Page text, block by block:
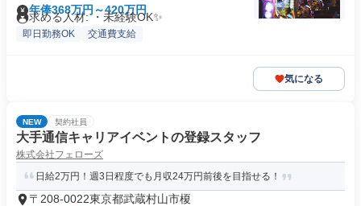
年俸368万円～420万円
求める人材: ・未経験OK✨
即日勤務OK 交通費支給
気になる
NEW 契約社員
大手通信キャリアイベントの登録スタッフ
株式会社フェローズ
日給2万円！週3日程度でも月収24万円前後を目指せる！
〒208-0022東京都武蔵村山市榎